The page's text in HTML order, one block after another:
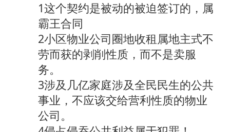
1这个契约是被动的被迫签订的，属
霸王合同
2小区物业公司圈地收租属地主式不
劳而获的剥削性质，而不是卖服
务。
3涉及几亿家庭涉及全民民生的公共
事业，不应该交给营利性质的物业
公司。